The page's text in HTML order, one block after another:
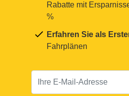
Rabatte mit
%
Erfahren Sie als
Fahrplänen